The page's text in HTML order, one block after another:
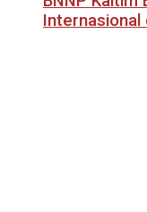
Internasional